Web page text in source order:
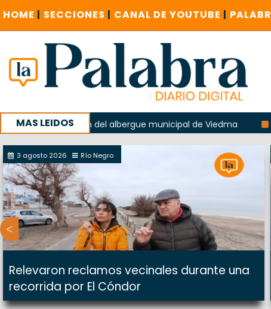
HOME | SECCIONES | CANAL DE YOUTUBE |
MAS LEIDOS
explosión del albergue municipal de Viedma La
con un encuentro provincial en Roca
3 agosto 2026 Río Negro
Relevaron reclamos vecinales durante una
recorrida por El Cóndor